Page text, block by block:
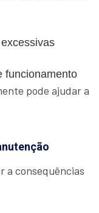
funcionamento
pode ajudar a
a consequências